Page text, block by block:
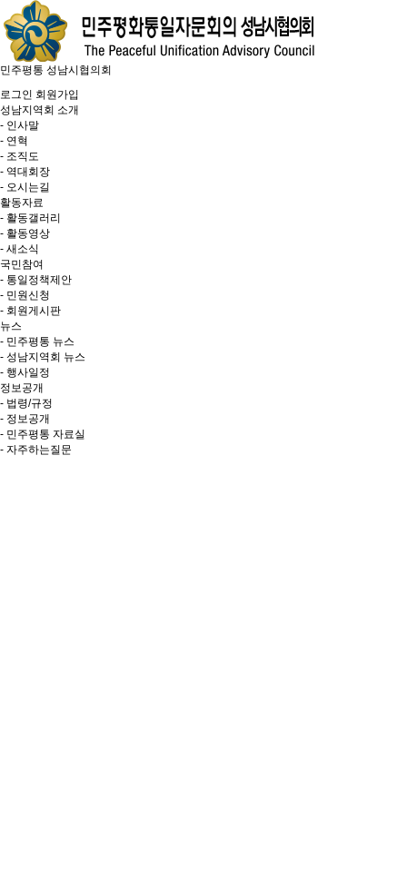
민주평통 성남시협의회
로그인 회원가입
성남지역회 소개
- 인사말
- 연혁
- 조직도
- 역대회장
- 오시는길
활동자료
- 활동갤러리
- 활동영상
- 새소식
국민참여
- 통일정책제안
- 민원신청
- 회원게시판
뉴스
- 민주평통 뉴스
- 성남지역회 뉴스
- 행사일정
정보공개
- 법령/규정
- 정보공개
- 민주평통 자료실
- 자주하는질문